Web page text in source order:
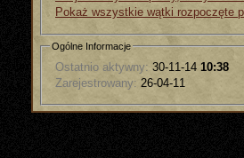
Pokaż wszystkie wątki rozpoczęte
Ogólne Informacje
Ostatnio aktywny: 30-11-14 10:38
Zarejestrowany: 26-04-11